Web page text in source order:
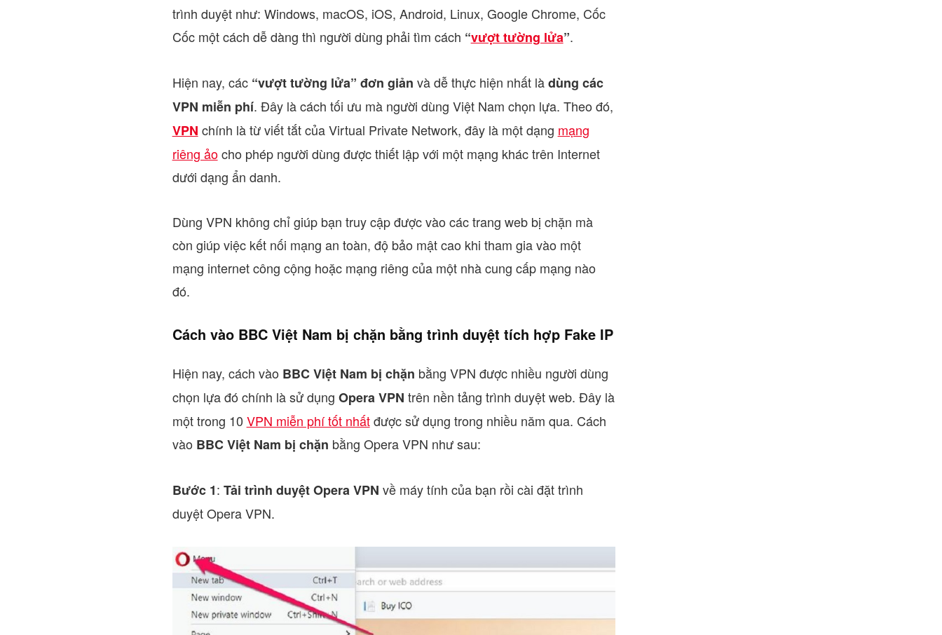
trình duyệt như: Windows, macOS, iOS, Android, Linux, Google Chrome, Cốc
Cốc một cách dễ dàng thì người dùng phải tìm cách “vượt tường lửa”.
Hiện nay, các “vượt tường lửa” đơn giản và dễ thực hiện nhất làdùng các
VPN miễn phí. Đây là cách tối ưu mà người dùng Việt Nam chọn lựa. Theo đó,
VPN chính là từ viết tắt của Virtual Private Network, đây là một dạng mạng
riêng ảocho phép người dùng được thiết lập với một mạng khác trên Internet
dưới dạng ẩn danh.
Dùng VPN không chỉ giúp bạn truy cập được vào các trang web bị chặn mà
còn giúp việc kết nối mạng an toàn, độ bảo mật cao khi tham gia vào một
mạng internet công cộng hoặc mạng riêng của một nhà cung cấp mạng nào
đó.
Cách vào BBC Việt Nam bị chặn bằng trình duyệt tích hợp Fake IP
Hiện nay, cách vào BBC Việt Nam bị chặn bằng VPN được nhiều người dùng
chọn lựa đó chính là sử dụng Opera VPN trên nền tảng trình duyệt web. Đây là
một trong 10 VPN miễn phí tốt nhấtđược sử dụng trong nhiều năm qua. Cách
vào BBC Việt Nam bị chặn bằng Opera VPN như sau:
Bước 1: Tải trình duyệt Opera VPN về máy tính của bạn rồi cài đặt trình
duyệt Opera VPN.